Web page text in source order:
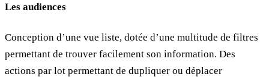
Les audiences
Conception d’une vue liste, dotée d’une multitude de filtres
permettant de trouver facilement son information. Des
actions par lot permettant de dupliquer ou déplacer